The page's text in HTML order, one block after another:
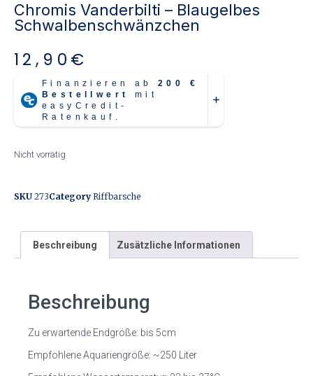
Chromis Vanderbilti – Blaugelbes
Schwalbenschwänzchen
12,90 €
Nicht vorrätig
SKU 273Category Riffbarsche
Beschreibung Zusätzliche Informationen
Beschreibung
Zu erwartende Endgröße: bis 5cm
Empfohlene Aquariengröße: ~250 Liter